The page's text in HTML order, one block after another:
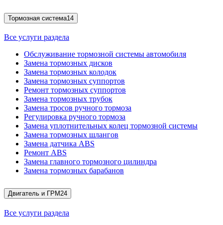
Тормозная система14
Все услуги раздела
Обслуживание тормозной системы автомобиля
Замена тормозных дисков
Замена тормозных колодок
Замена тормозных суппортов
Ремонт тормозных суппортов
Замена тормозных трубок
Замена тросов ручного тормоза
Регулировка ручного тормоза
Замена уплотнительных колец тормозной системы
Замена тормозных шлангов
Замена датчика ABS
Ремонт ABS
Замена главного тормозного цилиндра
Замена тормозных барабанов
Двигатель и ГРМ24
Все услуги раздела